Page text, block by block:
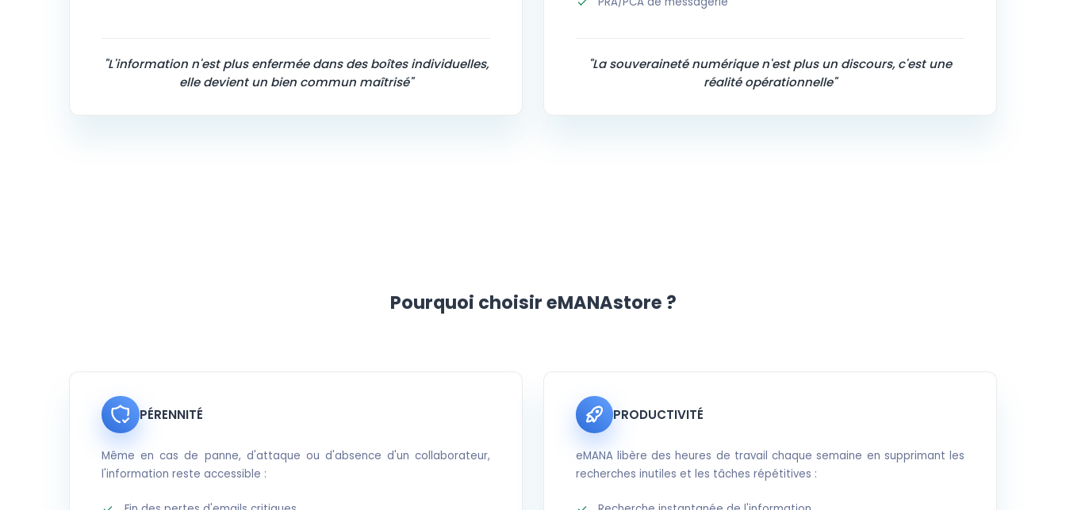
"L'information n'est plus enfermée dans des boîtes individuelles,
elle devient un bien commun maîtrisé"
"La souveraineté numérique n'est plus un discours, c'est une
réalité opérationnelle"
Pourquoi choisir eMANAstore ?
PÉRENNITÉ
Même en cas de panne, d'attaque ou d'absence d'un collaborateur,
l'information reste accessible :
PRODUCTIVITÉ
eMANA libère des heures de travail chaque semaine en supprimant les
recherches inutiles et les tâches répétitives :